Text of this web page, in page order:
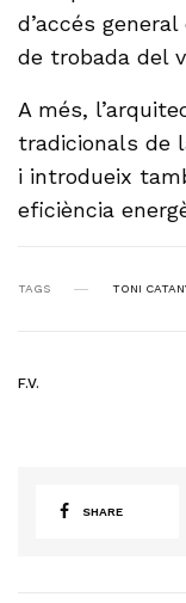
d’accés
de trobada del
A més,
tradicionals de
i introdueix
eficiència
TAGS TONI
F.V.
SHARE